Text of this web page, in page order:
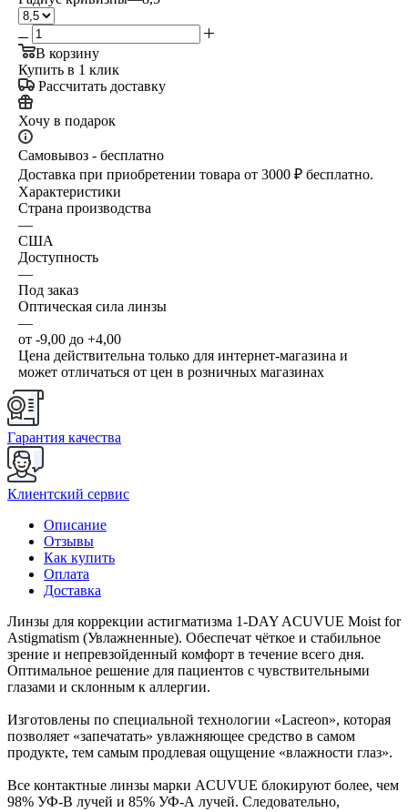
В корзину
Купить в 1 клик
Рассчитать доставку
Хочу в подарок
Самовывоз - бесплатно
Доставка при приобретении товара от 3000 ₽ бесплатно.
Характеристики
Страна производства
—
США
Доступность
—
Под заказ
Оптическая сила линзы
—
от -9,00 до +4,00
Цена действительна только для интернет-магазина и
может отличаться от цен в розничных магазинах
Гарантия качества
Клиентский сервис
Описание
Отзывы
Как купить
Оплата
Доставка
Линзы для коррекции астигматизма 1-DAY ACUVUE Moist for
Astigmatism (Увлажненные). Обеспечат чёткое и стабильное
зрение и непревзойденный комфорт в течение всего дня.
Оптимальное решение для пациентов с чувствительными
глазами и склонным к аллергии.
Изготовлены по специальной технологии «Lacreon», которая
позволяет «запечатать» увлажняющее средство в самом
продукте, тем самым продлевая ощущение «влажности глаз».
Все контактные линзы марки ACUVUE блокируют более, чем
98% УФ-В лучей и 85% УФ-А лучей. Следовательно,